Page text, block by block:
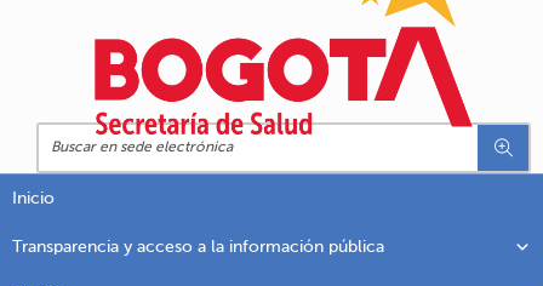
Inicio
Transparencia y acceso a la información pública